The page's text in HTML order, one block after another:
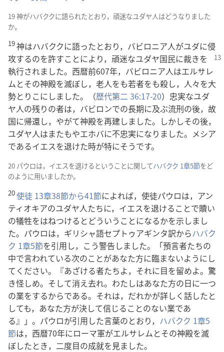
19 神がハバククに語られたとおり，頑迷なユダヤ人はどうなりました
か。
19神はハバククに語ったとおり，バビロニア人がユダに侵
攻するのを許すことにより，頑迷なユダヤ国民に裁きを
執行されました。西暦前607年，バビロニア人はエルサレ
ムとその神殿を滅ぼし，老人をも若者をも殺し，人々を大
勢とりこにしました。（歴代第二 36:17-20）忠実なユダ
ヤ人の残りの者は，バビロンでの長期に及ぶ流刑の後，故
国に帰還し，やがて神殿を再建しました。しかしその後，
ユダヤ人はまたもやエホバに不忠実になりました。メシア
であるイエスを退けた時が特にそうです。
20 パウロは，イエスを退けるということに関してハバクク 1章5節をど
のように用いましたか。
20使徒 13章38節から41節によれば，使徒パウロは，アン
ティオキアのユダヤ人たちに，イエスを退けることで贖い
の犠牲をはねつけるとどういうことになるかを示しまし
た。パウロは，ギリシャ語セプトゥアギンタ訳からハバク
ク 1章5節を引用し，こう警告しました。「預言者たちの
中で言われている次のことがあなた方に臨まないようにし
てください。『あざける者たちよ，それに目を留めよ。驚
き怪しめ。そして消え去れ。わたしはあなた方の日に一つ
の業をするからである。それは，だれかが詳しく話したと
しても，あなた方が決して信じることのない業であ
る』」。パウロが引用した言葉のとおり， ハバクク 1章5
節は，西暦70年にローマ軍がエルサレムとその神殿を滅
ぼしたとき，二度目の成就を見ました。